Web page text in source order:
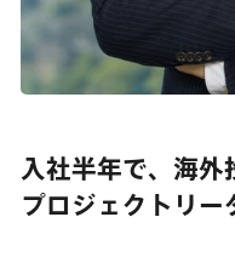
入社半年で、海外
プロジェクトリー